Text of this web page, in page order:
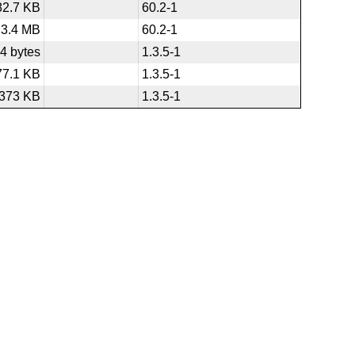
KB
60.2-1
3.4 MB
60.2-1
bytes
1.3.5-1
KB
1.3.5-1
KB
1.3.5-1